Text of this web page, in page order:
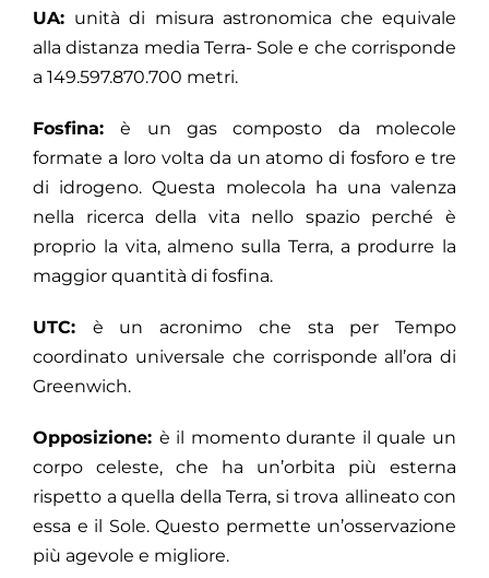
UA:‌ ‌‌ unità‌ ‌di‌ ‌misura‌ ‌astronomica‌ ‌che‌ ‌equivale‌
‌alla‌ ‌distanza‌ ‌media‌ ‌Terra-‌ ‌Sole‌ ‌e‌ ‌che‌ corrisponde
a ‌149.597.870.700‌ ‌metri.‌
Fosfina:‌ ‌‌è‌ ‌un‌ ‌gas‌ ‌composto‌ ‌da‌ ‌molecole‌
‌formate‌ ‌a‌ ‌loro‌ ‌volta‌ ‌da‌ ‌un‌ ‌atomo‌ ‌di‌ ‌fosforo‌ ‌e tre
di idrogeno. ‌Questa‌ ‌molecola‌ ‌ha‌ ‌una‌ ‌valenza‌
‌nella‌ ‌ricerca‌ ‌della‌ ‌vita‌ ‌nello‌ ‌spazio‌ ‌perché‌ ‌è‌
‌proprio‌ ‌la‌ ‌vita,‌ ‌almeno‌ ‌sulla‌ ‌Terra,‌ ‌a‌ ‌produrre‌ ‌la‌
‌maggior‌ ‌quantità‌ ‌di‌ ‌fosfina.‌ ‌
UTC:‌ ‌‌ è‌ ‌un‌ ‌acronimo‌ ‌che‌ ‌sta‌ ‌per‌ ‌Tempo‌
‌coordinato‌ ‌universale‌ ‌‌che‌ ‌corrisponde‌ ‌all’ora‌ ‌di‌
‌Greenwich.‌ ‌
Opposizione:‌ ‌‌ è‌ ‌il‌ ‌momento‌ ‌durante‌ ‌il‌ ‌quale‌ ‌un‌
‌corpo‌ ‌celeste,‌ ‌che‌ ‌ha‌ ‌un’orbita‌ ‌più‌ ‌esterna‌
‌rispetto‌ ‌a‌ ‌quella‌ ‌della‌ ‌Terra,‌ ‌si‌ ‌trova‌ allineato‌ ‌con‌
‌essa‌ ‌e‌ ‌il‌ ‌Sole.‌ ‌Questo‌ ‌permette un’osservazione‌
‌più‌ ‌agevole‌ ‌e‌ ‌migliore.‌ ‌